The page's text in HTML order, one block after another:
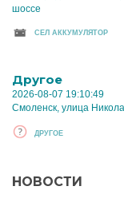
шоссе
CЕЛ АККУМУЛЯТОР
Другое
2026-08-07 19:10:49
Смоленск, улица
ДРУГОЕ
НОВОСТИ